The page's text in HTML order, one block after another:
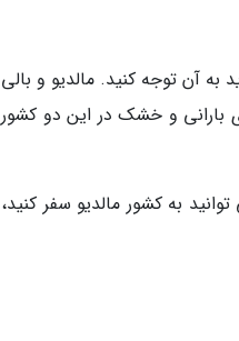
به آن توجه کنید. مالدیو و بالی
بارانی و خشک در این دو کشور
به کشور مالدیو سفر کنید،